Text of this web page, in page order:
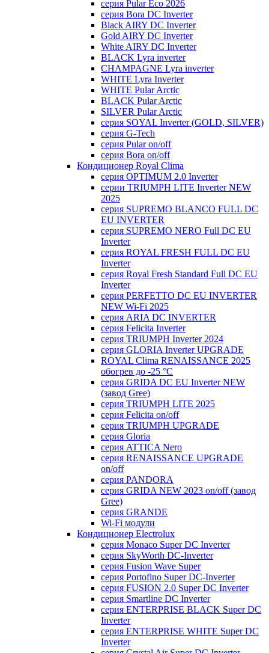
серия Pular Eco 2026
серия Bora DC Inverter
Black AIRY DC Inverter
Gold AIRY DC Inverter
White AIRY DC Inverter
BLACK Lyra inverter
CHAMPAGNE Lyra inverter
WHITE Lyra Inverter
WHITE Pular Arctic
BLACK Pular Arctic
SILVER Pular Arctic
серия SOYAL Inverter (GOLD, SILVER)
серия G-Tech
серия Pular on/off
серия Bora on/off
Кондиционер Royal Clima
серия OPTIMUM 2.0 Inverter
серии TRIUMPH LITE Inverter NEW
2025
серия SUPREMO BLANCO FULL DC
EU INVERTER
серия SUPREMO NERO Full DC EU
Inverter
серия ROYAL FRESH FULL DC EU
Inverter
серия Royal Fresh Standard Full DC EU
Inverter
серия PERFETTO DC EU INVERTER
NEW Wi-Fi 2025
серия ARIA DC INVERTER
серия Felicita Inverter
серия TRIUMPH Inverter 2024
серия GLORIA Inverter UPGRADE
ROYAL Clima RENAISSANCE 2025
обогрев до -25 °С
серия GRIDA DC EU Inverter NEW
(завод Gree)
серия TRIUMPH LITE 2025
серия Felicita on/off
серия TRIUMPH UPGRADE
серия Gloria
серия ATTICA Nero
серия RENAISSANCE UPGRADE
on/off
серия PANDORA
серия GRIDA NEW 2023 on/off (завод
Gree)
серия GRANDE
Wi-Fi модули
Кондиционер Electrolux
серия Monaco Super DC Inverter
серия SkyWorth DC-Inverter
серия Fusion Wave Super
серия Portofino Super DC-Inverter
серия FUSION 2.0 Super DC Іnverter
серия Smartline DC Inverter
серия ENTERPRISE BLACK Super DC
Inverter
серия ENTERPRISE WHITE Super DC
Inverter